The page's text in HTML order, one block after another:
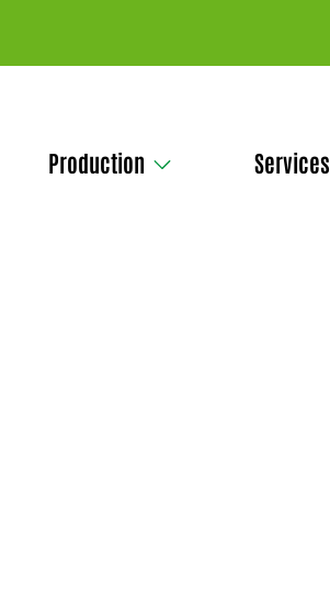
Production Services